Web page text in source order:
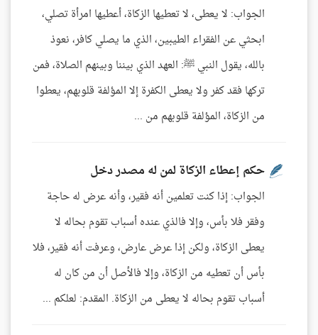
الجواب: لا يعطى، لا تعطيها الزكاة، أعطيها امرأة تصلي،
ابحثي عن الفقراء الطيبين، الذي ما يصلي كافر، نعوذ
بالله، يقول النبي ﷺ: العهد الذي بيننا وبينهم الصلاة، فمن
تركها فقد كفر ولا يعطى الكفرة إلا المؤلفة قلوبهم، يعطوا
من الزكاة، المؤلفة قلوبهم من ...
حكم إعطاء الزكاة لمن له مصدر دخل
الجواب: إذا كنت تعلمين أنه فقير، وأنه عرض له حاجة
وفقر فلا بأس، وإلا فالذي عنده أسباب تقوم بحاله لا
يعطى الزكاة، ولكن إذا عرض عارض، وعرفت أنه فقير، فلا
بأس أن تعطيه من الزكاة، وإلا فالأصل أن من كان له
أسباب تقوم بحاله لا يعطى من الزكاة. المقدم: لعلكم ...